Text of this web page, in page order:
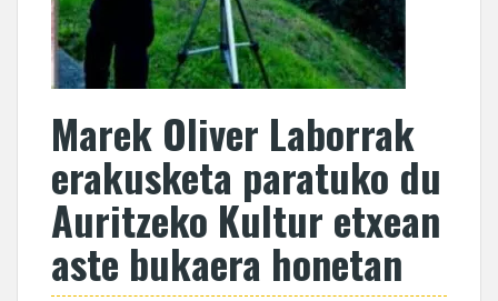
Marek Oliver Laborrak
erakusketa paratuko du
Auritzeko Kultur etxean
aste bukaera honetan